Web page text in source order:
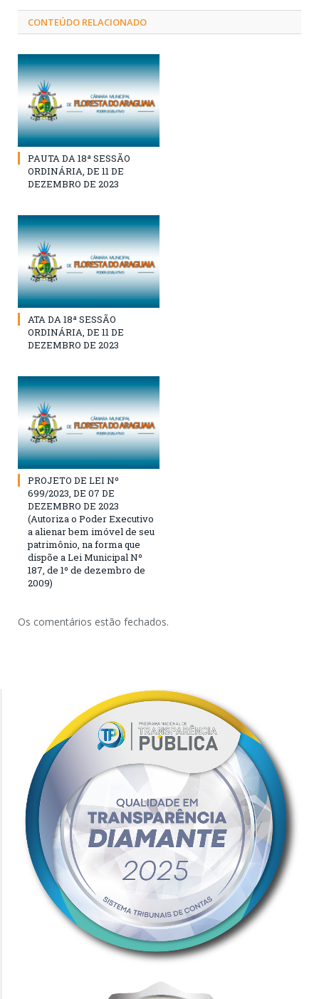
CONTEÚDO RELACIONADO
PAUTA DA 18ª SESSÃO
ORDINÁRIA, DE 11 DE
DEZEMBRO DE 2023
ATA DA 18ª SESSÃO
ORDINÁRIA, DE 11 DE
DEZEMBRO DE 2023
PROJETO DE LEI Nº
699/2023, DE 07 DE
DEZEMBRO DE 2023
(Autoriza o Poder Executivo
a alienar bem imóvel de seu
patrimônio, na forma que
dispõe a Lei Municipal Nº
187, de 1º de dezembro de
2009)
Os comentários estão fechados.